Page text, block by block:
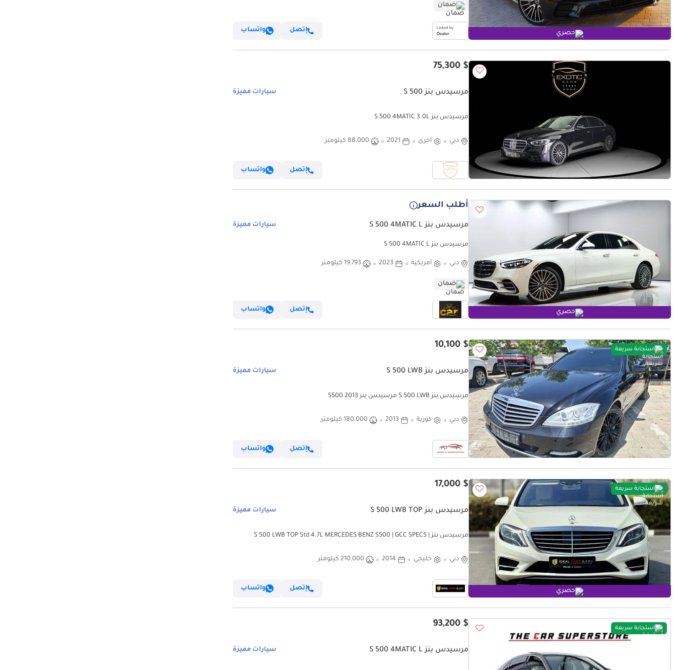
حصري
ضمان
إتصل واتساب
$ 75,300
مرسيدس بنز S 500 سيارات مميزة
مرسيدس بنز S 500 4MATIC 3.0L
دبي أخرى 2021 88,000 كيلومتر
إتصل واتساب
حصري
أطلب السعر
مرسيدس بنز S 500 4MATIC L سيارات مميزة
مرسيدس بنز S 500 4MATIC L
دبي أمريكية 2023 19,793 كيلومتر
ضمان
إتصل واتساب
استجابة سريعة $ 10,100
مرسيدس بنز S 500 LWB سيارات مميزة
مرسيدس بنز S 500 LWB مرسيدس بنز 2013 S500
دبي كورية 2013 180,000 كيلومتر
إتصل واتساب
استجابة سريعة
حصري
$ 17,000
مرسيدس بنز S 500 LWB TOP سيارات مميزة
مرسيدس بنز S 500 LWB TOP Std 4.7L MERCEDES BENZ S500 | GCC SPECS |
دبي خليجي 2014 210,000 كيلومتر
إتصل واتساب
استجابة سريعة $ 93,200
مرسيدس بنز S 500 4MATIC L سيارات مميزة